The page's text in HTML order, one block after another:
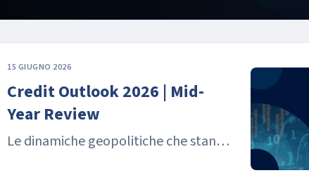
15 GIUGNO 2026
Credit Outlook 2026 | Mid-
Year Review
Le dinamiche geopolitiche che stanno